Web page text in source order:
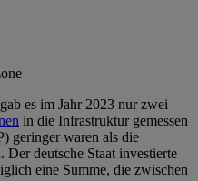
es im Jahr 2023 nur zwei
in die Infrastruktur gemessen
geringer waren als die
deutsche Staat investierte
eine Summe, die zwischen